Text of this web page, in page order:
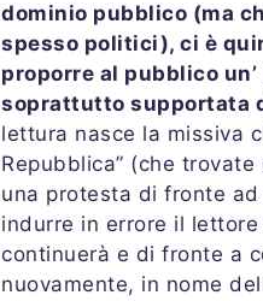
dominio pubblico (ma
spesso politici), ci è
proporre al pubblico
soprattutto supportata
lettura nasce la missiva
Repubblica” (che
una protesta di fronte
indurre in errore il
continuerà e di fronte a
nuovamente, in nome